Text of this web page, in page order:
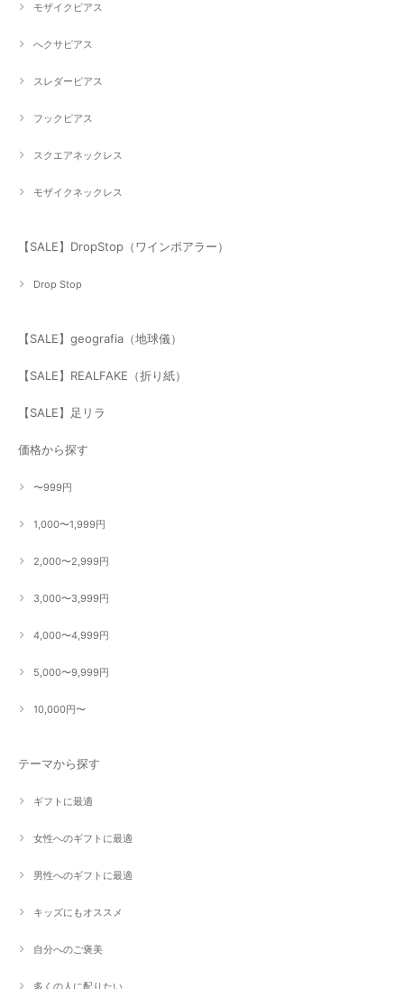
モザイクピアス
へクサピアス
スレダーピアス
フックピアス
スクエアネックレス
モザイクネックレス
【SALE】DropStop（ワインポアラー）
Drop Stop
【SALE】geografia（地球儀）
【SALE】REALFAKE（折り紙）
【SALE】足リラ
価格から探す
〜999円
1,000〜1,999円
2,000〜2,999円
3,000〜3,999円
4,000〜4,999円
5,000〜9,999円
10,000円〜
テーマから探す
ギフトに最適
女性へのギフトに最適
男性へのギフトに最適
キッズにもオススメ
自分へのご褒美